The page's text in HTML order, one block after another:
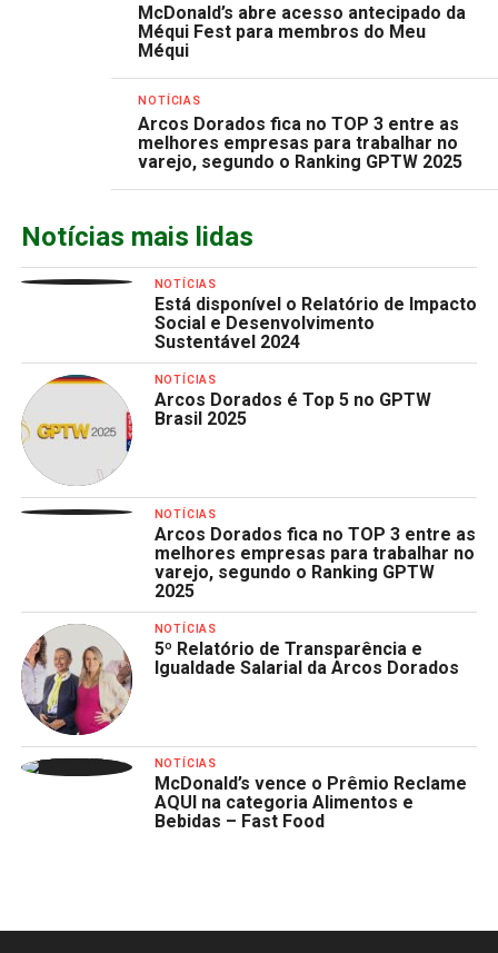
McDonald’s abre acesso antecipado da
Méqui Fest para membros do Meu
Méqui
NOTÍCIAS
Arcos Dorados fica no TOP 3 entre as
melhores empresas para trabalhar no
varejo, segundo o Ranking GPTW 2025
Notícias mais lidas
NOTÍCIAS
Está disponível o Relatório de Impacto
Social e Desenvolvimento
Sustentável 2024
NOTÍCIAS
Arcos Dorados é Top 5 no GPTW
Brasil 2025
NOTÍCIAS
Arcos Dorados fica no TOP 3 entre as
melhores empresas para trabalhar no
varejo, segundo o Ranking GPTW
2025
NOTÍCIAS
5º Relatório de Transparência e
Igualdade Salarial da Arcos Dorados
NOTÍCIAS
McDonald’s vence o Prêmio Reclame
AQUI na categoria Alimentos e
Bebidas – Fast Food